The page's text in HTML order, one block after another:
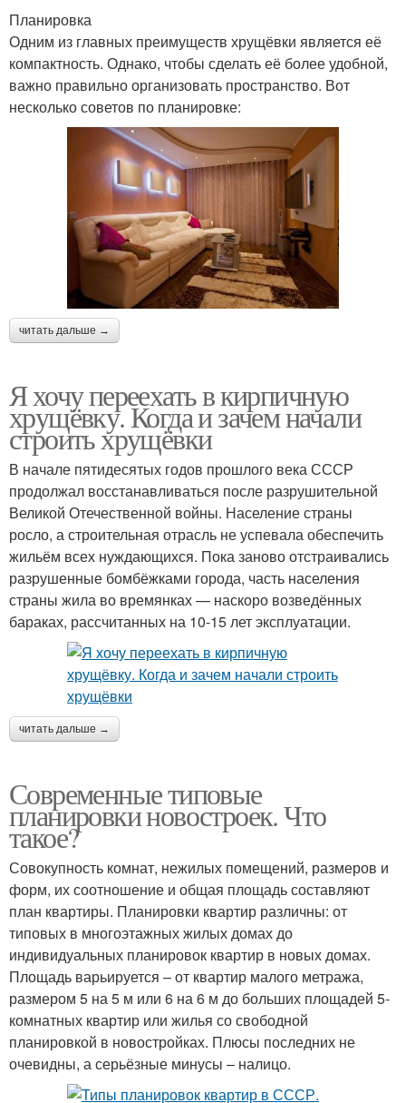
Планировка
Одним из главных преимуществ хрущёвки является её
компактность. Однако, чтобы сделать её более удобной,
важно правильно организовать пространство. Вот
несколько советов по планировке:
читать дальше →
Я хочу переехать в кирпичную
хрущёвку. Когда и зачем начали
строить хрущёвки
В начале пятидесятых годов прошлого века СССР
продолжал восстанавливаться после разрушительной
Великой Отечественной войны. Население страны
росло, а строительная отрасль не успевала обеспечить
жильём всех нуждающихся. Пока заново отстраивались
разрушенные бомбёжками города, часть населения
страны жила во времянках — наскоро возведённых
бараках, рассчитанных на 10-15 лет эксплуатации.
читать дальше →
Современные типовые
планировки новостроек. Что
такое?
Совокупность комнат, нежилых помещений, размеров и
форм, их соотношение и общая площадь составляют
план квартиры. Планировки квартир различны: от
типовых в многоэтажных жилых домах до
индивидуальных планировок квартир в новых домах.
Площадь варьируется – от квартир малого метража,
размером 5 на 5 м или 6 на 6 м до больших площадей 5-
комнатных квартир или жилья со свободной
планировкой в новостройках. Плюсы последних не
очевидны, а серьёзные минусы – налицо.